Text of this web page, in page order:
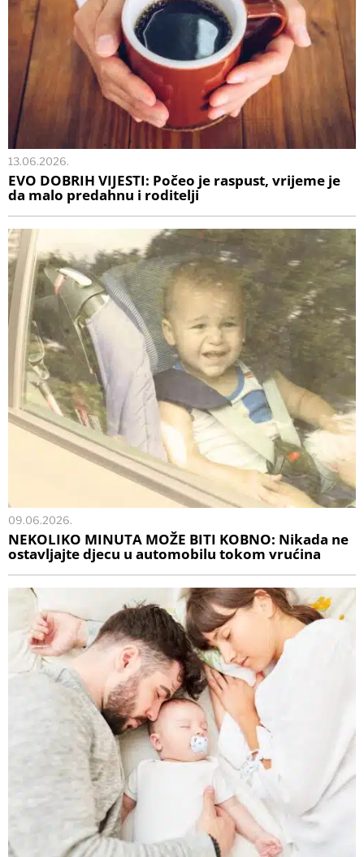
13.06.2026.
EVO DOBRIH VIJESTI: Počeo je raspust, vrijeme je
da malo predahnu i roditelji
09.06.2026.
NEKOLIKO MINUTA MOŽE BITI KOBNO: Nikada ne
ostavljajte djecu u automobilu tokom vrućina